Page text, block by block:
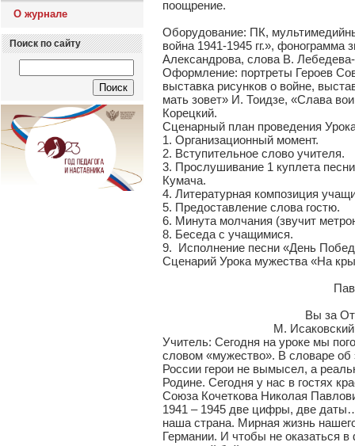
О журнале
Поиск по сайту
поощрение.
Оборудование: ПК,
война 1941-1945 гг.»,
Александрова, слова В.
Оформление: портреты Героев
выставка рисунков о войне,
мать зовет» И. Тоидзе, «Слава
Корецкий.
Сценарный план проведения
1. Организационный момент.
2. Вступительное слово учителя.
3. Прослушивание 1 куплета
Кумача.
4. Литературная композиция
5. Предоставление слова гостю.
6. Минута молчания (звучит
8. Беседа с учащимися.
9. Исполнение песни «День
Сценарий Урока мужества «На
Павшим в
Вы за Отчизну
М. Исаковский
Учитель: Сегодня на уроке мы
словом «мужество». В словаре об
России герои не вымысел, а
Родине. Сегодня у нас в гостях
Союза Кочеткова Николая
1941 – 1945 две цифры, две
наша страна. Мирная жизнь
Германии. И чтобы не оказаться